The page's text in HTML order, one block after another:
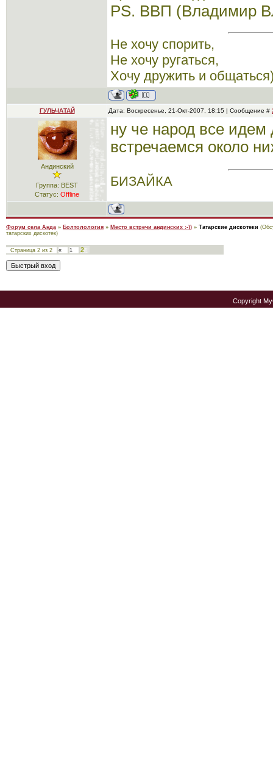
PS. ВВП (Владимир
Не хочу спорить,
Не хочу ругаться,
Хочу дружить и
ГУЛЬЧАТАЙ Дата: Воскресенье, 21-Окт-2007, 18:15 | Сообщение #
Андинский
Группа: BEST
Статус: Offline
ну че народ все
встречаемся около
БИЗАЙКА
Форум села Анда » Болтолология » Место встречи андинских :-)) » Татарские дискотеки
татарских дискотек)
Страница 2 из 2 « 1 2
Copyright